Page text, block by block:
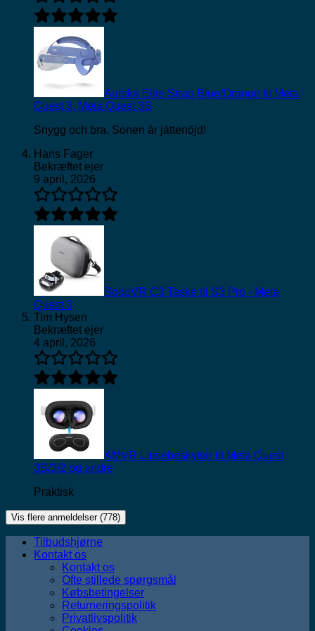
Aubika Elite Strap Blue/Orange til Meta
Quest 3, Meta Quest 3S
Snygg och bra. Sonen är jättenöjd!
Hans Fager
Bekræftet ejer
9 april, 2026
BoboVR C3 Taske til S3 Pro - Meta
Quest 3
Tim Hysen
Bekræftet ejer
4 april, 2026
AMVR Linsebeskytter til Meta Quest
3S/3/2 og andre
Praktisk
Vis flere anmeldelser (778)
Tilbudshjørne
Kontakt os
Kontakt os
Ofte stillede spørgsmål
Købsbetingelser
Returneringspolitik
Privatlivspolitik